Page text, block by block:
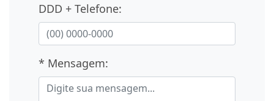
DDD + Telefone:
* Mensagem: